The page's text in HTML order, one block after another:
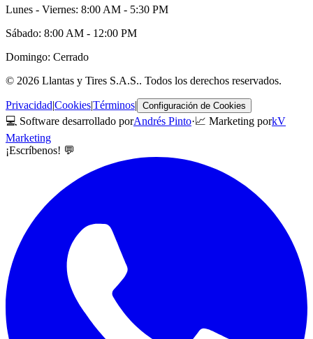
Lunes - Viernes: 8:00 AM - 5:30 PM
Sábado: 8:00 AM - 12:00 PM
Domingo: Cerrado
© 2026 Llantas y Tires S.A.S.. Todos los derechos reservados.
Privacidad|Cookies|Términos| Configuración de Cookies
💻 Software desarrollado porAndrés Pinto·📈 Marketing porkV
Marketing
¡Escríbenos! 💬